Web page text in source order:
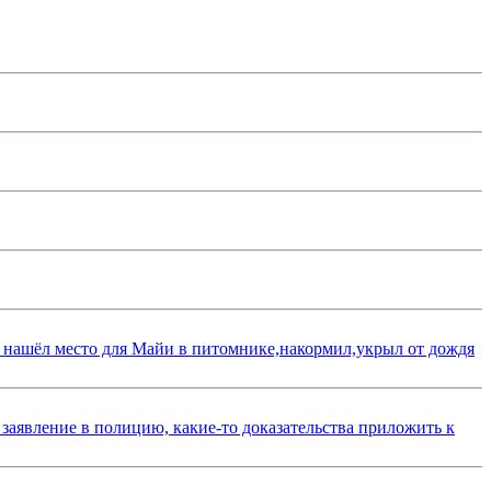
место для Майи в питомнике,накормил,укрыл от дождя
в полицию, какие-то доказательства приложить к